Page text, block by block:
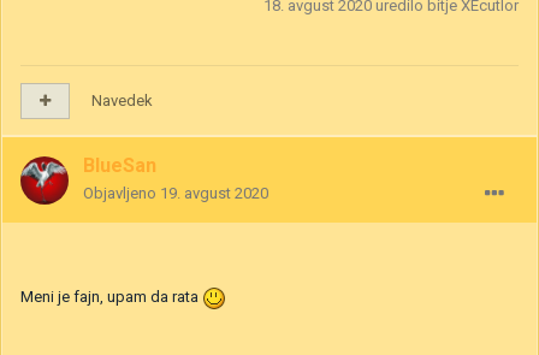
18. avgust 2020 uredilo bitje XEcutIor
Navedek
BlueSan
Objavljeno 19. avgust 2020
Meni je fajn, upam da rata